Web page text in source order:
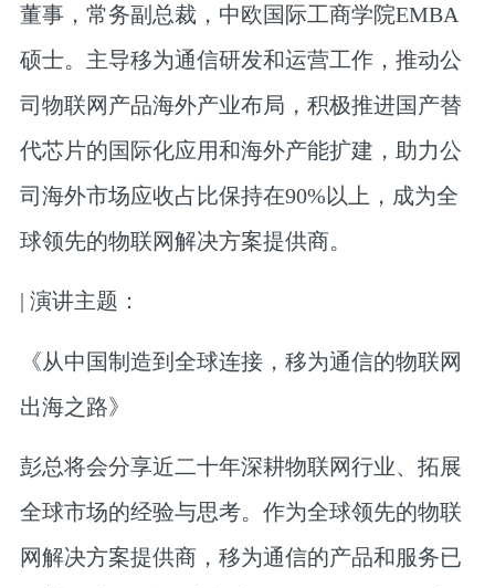
董事，常务副总裁，中欧国际工商学院EMBA
硕士。主导移为通信研发和运营工作，推动公
司物联网产品海外产业布局，积极推进国产替
代芯片的国际化应用和海外产能扩建，助力公
司海外市场应收占比保持在90%以上，成为全
球领先的物联网解决方案提供商。
| 演讲主题：
《从中国制造到全球连接，移为通信的物联网
出海之路》
彭总将会分享近二十年深耕物联网行业、拓展
全球市场的经验与思考。作为全球领先的物联
网解决方案提供商，移为通信的产品和服务已